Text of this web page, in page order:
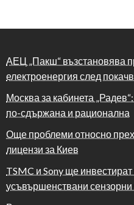
АЕЦ „Пакш“ възстановява
електроенергия след
Москва за кабинета
по-сдържана и рационална
Още проблеми относно
лицензи за Киев
TSMC и Sony ще
усъвършенствани